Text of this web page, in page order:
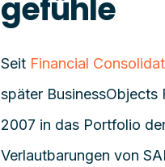
gefühle
Seit Financial
später BusinessObjects
2007 in das Portfolio
Verlautbarungen von